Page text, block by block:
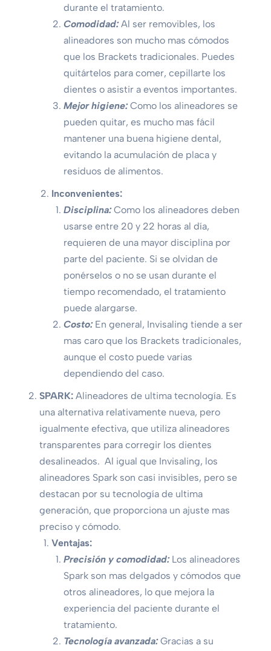
durante el tratamiento.
Comodidad:Al ser removibles, los
alineadores son mucho mas cómodos
que los Brackets tradicionales. Puedes
quitártelos para comer, cepillarte los
dientes o asistir a eventos importantes.
Mejor higiene:Como los alineadores se
pueden quitar, es mucho mas fácil
mantener una buena higiene dental,
evitando la acumulación de placa y
residuos de alimentos.
Inconvenientes:
Disciplina:Como los alineadores deben
usarse entre 20 y 22 horas al día,
requieren de una mayor disciplina por
parte del paciente. Si se olvidan de
ponérselos o no se usan durante el
tiempo recomendado, el tratamiento
puede alargarse.
Costo: En general, Invisaling tiende a ser
mas caro que los Brackets tradicionales,
aunque el costo puede varias
dependiendo del caso.
SPARK: Alineadores de ultima tecnología. Es
una alternativa relativamente nueva, pero
igualmente efectiva, que utiliza alineadores
transparentes para corregir los dientes
desalineados. Al igual que Invisaling, los
alineadores Spark son casi invisibles, pero se
destacan por su tecnología de ultima
generación, que proporciona un ajuste mas
preciso y cómodo.
Ventajas:
Precisión y comodidad: Los alineadores
Spark son mas delgados y cómodos que
otros alineadores, lo que mejora la
experiencia del paciente durante el
tratamiento.
Tecnología avanzada:Gracias a su